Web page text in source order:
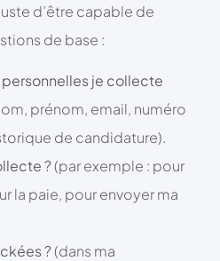
d’être capable de
de base :
je collecte
prénom, email, numéro
de candidature).
?(par exemple : pour
la paie, pour envoyer ma
?(dans ma